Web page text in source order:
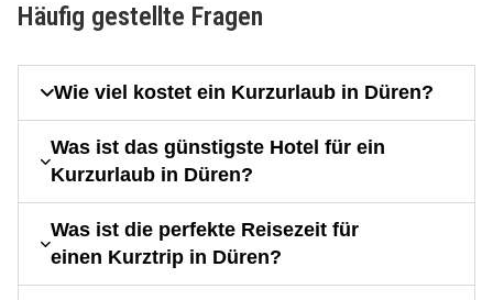
Häufig gestellte Fragen
Wie viel kostet ein Kurzurlaub in Düren?
Was ist das günstigste Hotel für ein
Kurzurlaub in Düren?
Was ist die perfekte Reisezeit für
einen Kurztrip in Düren?